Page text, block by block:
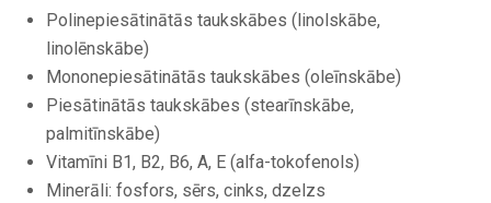
Polinepiesātinātās taukskābes (linolskābe,
linolēnskābe)
Mononepiesātinātās taukskābes (oleīnskābe)
Piesātinātās taukskābes (stearīnskābe,
palmitīnskābe)
Vitamīni B1, B2, B6, A, E (alfa-tokofenols)
Minerāli: fosfors, sērs, cinks, dzelzs